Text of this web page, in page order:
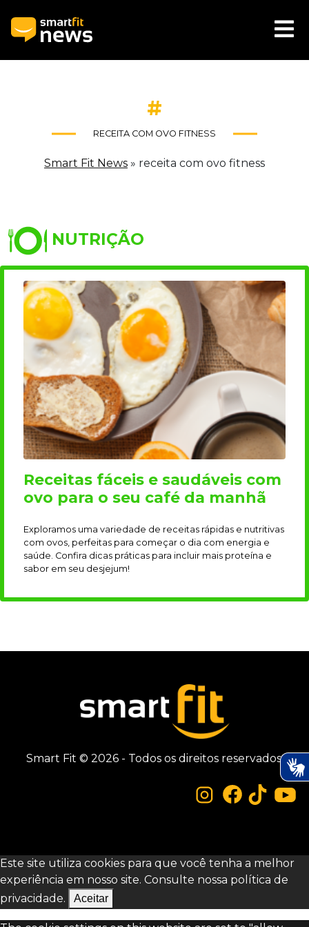
#
RECEITA COM OVO FITNESS
Smart Fit News » receita com ovo fitness
NUTRIÇÃO
Receitas fáceis e saudáveis com
ovo para o seu café da manhã
Exploramos uma variedade de receitas rápidas e nutritivas
com ovos, perfeitas para começar o dia com energia e
saúde. Confira dicas práticas para incluir mais proteína e
sabor em seu desjejum!
Smart Fit © 2026 - Todos os direitos reservados.
Este site utiliza cookies para que você tenha a melhor
experiência em nosso site. Consulte nossa política de
privacidade.
Aceitar